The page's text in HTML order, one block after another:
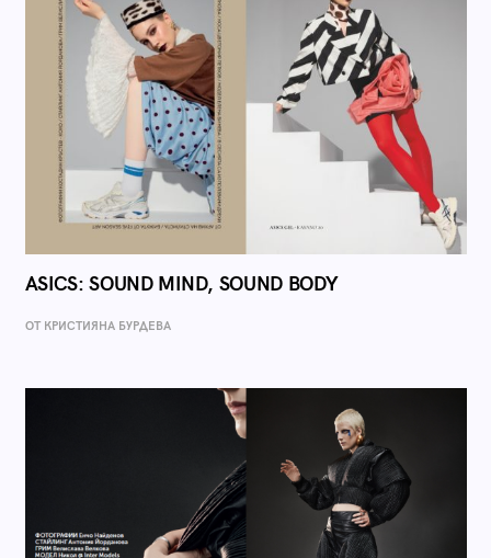
ASICS: SOUND MIND, SOUND BODY
ОТ КРИСТИЯНА БУРДЕВА